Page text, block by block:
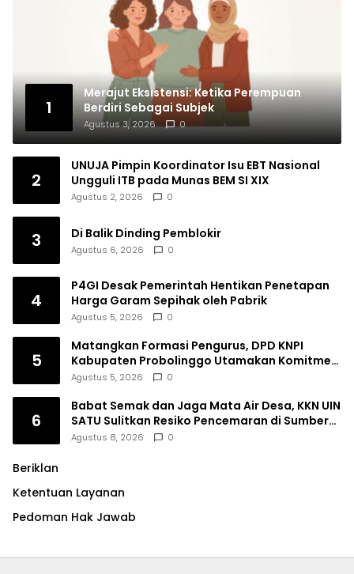
1
Merajut Eksistensi: Ketika Perempuan
Berdiri Sebagai Subjek
Agustus 3, 2026 0
2
UNUJA Pimpin Koordinator Isu EBT Nasional
Ungguli ITB pada Munas BEM SI XIX
Agustus 2, 2026 0
3 Di Balik Dinding Pemblokir
Agustus 6, 2026 0
4
P4GI Desak Pemerintah Hentikan Penetapan
Harga Garam Sepihak oleh Pabrik
Agustus 5, 2026 0
5
Matangkan Formasi Pengurus, DPD KNPI
Kabupaten Probolinggo Utamakan Komitmen
dan Kinerja
Agustus 5, 2026 0
6
Babat Semak dan Jaga Mata Air Desa, KKN UIN
SATU Sulitkan Resiko Pencemaran di Sumber
Ngumbul
Agustus 8, 2026 0
Beriklan
Ketentuan Layanan
Pedoman Hak Jawab